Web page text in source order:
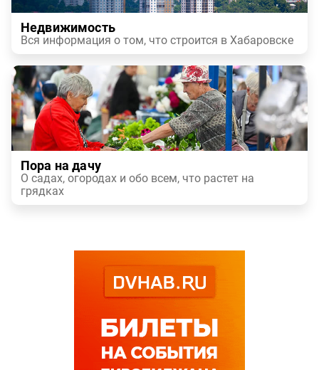
Недвижимость
Вся информация о том, что строится в Хабаровске
Пора на дачу
О садах, огородах и обо всем, что растет на
грядках